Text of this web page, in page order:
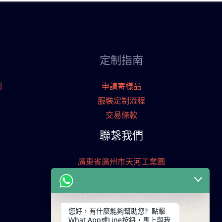
定制指南
申請寄樣品
服裝定制流程
交易條款
聯繫我們
廣東省廣州市天河工業園
keywinf@foxmail.com
您好，有什麼能夠幫助您? 點擊
What App或Line按鈕，馬上與我